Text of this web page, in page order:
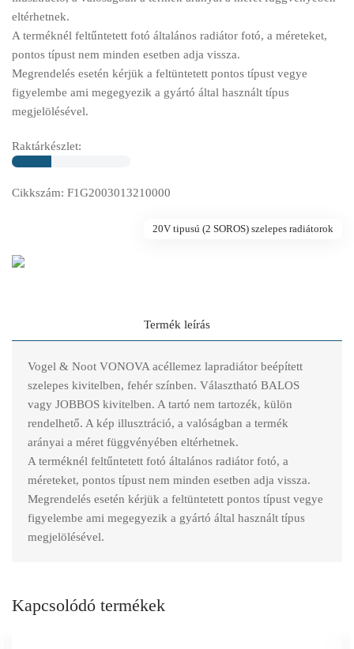
eltérhetnek.
A terméknél feltűntetett fotó általános radiátor fotó, a méreteket,
pontos típust nem minden esetben adja vissza.
Megrendelés esetén kérjük a feltüntetett pontos típust vegye
figyelembe ami megegyezik a gyártó által használt típus
megjelölésével.
Raktárkészlet:
Cikkszám: F1G2003013210000
20V tipusú (2 SOROS) szelepes radiátorok
Termék leírás
Vogel & Noot VONOVA acéllemez lapradiátor beépített
szelepes kivitelben, fehér színben. Választható BALOS
vagy JOBBOS kivitelben. A tartó nem tartozék, külön
rendelhető. A kép illusztráció, a valóságban a termék
arányai a méret függvényében eltérhetnek.
A terméknél feltűntetett fotó általános radiátor fotó, a
méreteket, pontos típust nem minden esetben adja vissza.
Megrendelés esetén kérjük a feltüntetett pontos típust vegye
figyelembe ami megegyezik a gyártó által használt típus
megjelölésével.
Kapcsolódó termékek